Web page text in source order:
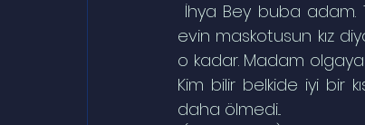
evin maskotusun kız
o kadar. Madam
Kim bilir belkide iyi bir
daha ölmedi...